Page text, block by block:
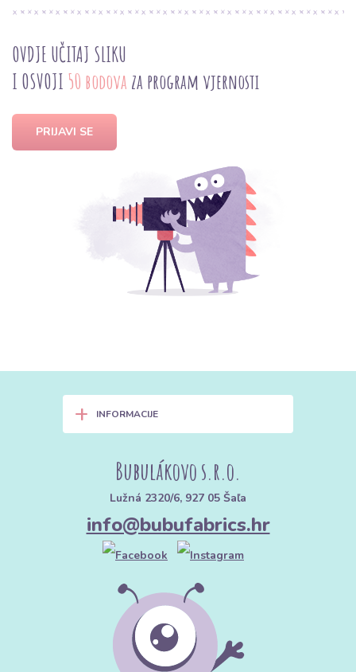
OVDJE UČITAJ SLIKU
I OSVOJI 50 bodova za program vjernosti
PRIJAVI SE
+ INFORMACIJE
Bubulákovo s.r.o.
Lužná 2320/6, 927 05 Šaľa
info@bubufabrics.hr